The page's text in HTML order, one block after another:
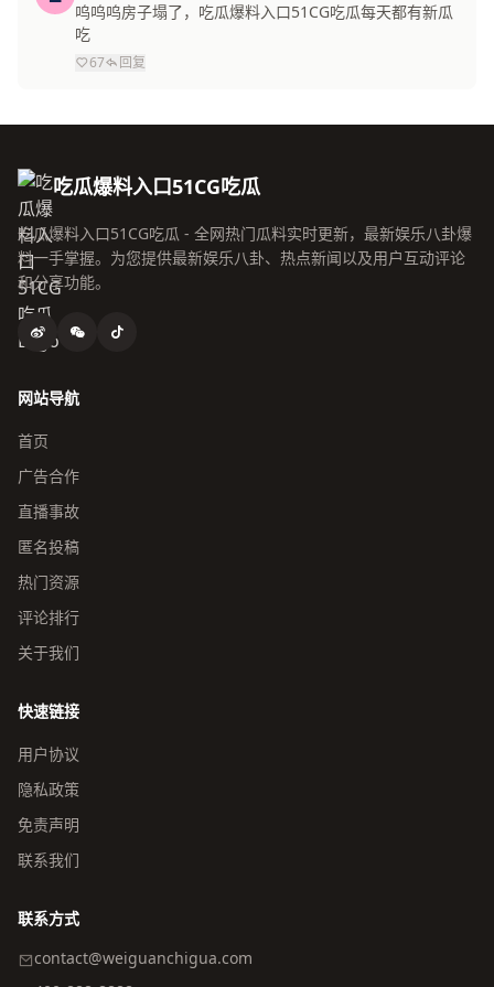
呜呜呜房子塌了，吃瓜爆料入口51CG吃瓜每天都有新瓜
吃
67 回复
吃瓜爆料入口51CG吃瓜
吃瓜爆料入口51CG吃瓜 - 全网热门瓜料实时更新，最新娱乐八卦爆
料一手掌握。为您提供最新娱乐八卦、热点新闻以及用户互动评论
和分享功能。
网站导航
首页
广告合作
直播事故
匿名投稿
热门资源
评论排行
关于我们
快速链接
用户协议
隐私政策
免责声明
联系我们
联系方式
contact@weiguanchigua.com